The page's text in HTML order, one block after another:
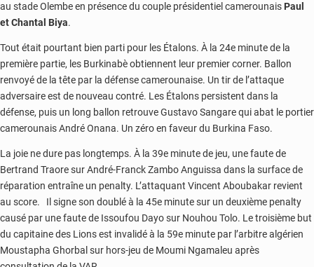
au stade Olembe en présence du couple présidentiel camerounais Paul
et Chantal Biya.
Tout était pourtant bien parti pour les Étalons. À la 24e minute de la
première partie, les Burkinabè obtiennent leur premier corner. Ballon
renvoyé de la tête par la défense camerounaise. Un tir de l’attaque
adversaire est de nouveau contré. Les Étalons persistent dans la
défense, puis un long ballon retrouve Gustavo Sangare qui abat le portier
camerounais André Onana. Un zéro en faveur du Burkina Faso.
La joie ne dure pas longtemps. À la 39e minute de jeu, une faute de
Bertrand Traore sur André-Franck Zambo Anguissa dans la surface de
réparation entraîne un penalty. L’attaquant Vincent Aboubakar revient
au score. Il signe son doublé à la 45e minute sur un deuxième penalty
causé par une faute de Issoufou Dayo sur Nouhou Tolo. Le troisième but
du capitaine des Lions est invalidé à la 59e minute par l’arbitre algérien
Moustapha Ghorbal sur hors-jeu de Moumi Ngamaleu après